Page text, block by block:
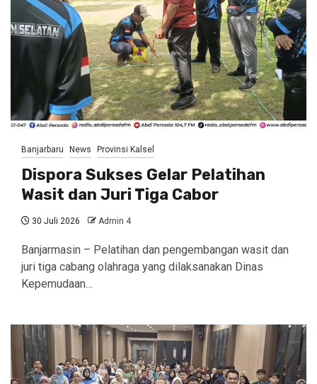
Banjarbaru News Provinsi Kalsel
Dispora Sukses Gelar Pelatihan
Wasit dan Juri Tiga Cabor
30 Juli 2026 Admin 4
Banjarmasin – Pelatihan dan pengembangan wasit dan
juri tiga cabang olahraga yang dilaksanakan Dinas
Kepemudaan…